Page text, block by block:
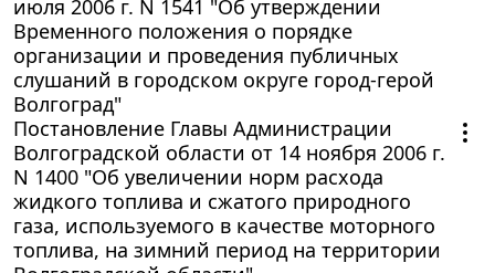
июля 2006 г. N 1541 "Об утверждении
Временного положения о порядке
организации и проведения публичных
слушаний в городском округе город-герой
Волгоград"
Постановление Главы Администрации
Волгоградской области от 14 ноября 2006 г.
N 1400 "Об увеличении норм расхода
жидкого топлива и сжатого природного
газа, используемого в качестве моторного
топлива, на зимний период на территории